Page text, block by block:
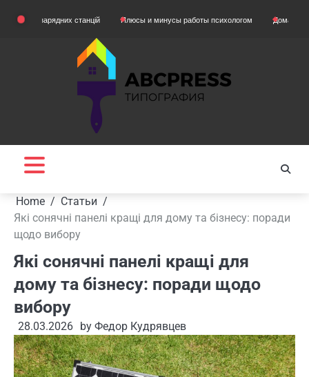
станцій Плюсы и минусы работы психологом Домашняя одежда
Home
Статьи
Які сонячні панелі кращі для дому та бізнесу: поради
щодо вибору
Які сонячні панелі кращі для
дому та бізнесу: поради щодо
вибору
28.03.2026 by Федор Кудрявцев